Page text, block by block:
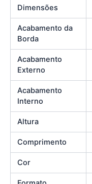
Dimensões
Acabamento da
Borda
Acabamento
Externo
Acabamento
Interno
Altura
Comprimento
Cor